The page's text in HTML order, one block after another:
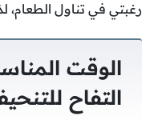
رغبتي في تناول الطعام،
الوقت
التفاح